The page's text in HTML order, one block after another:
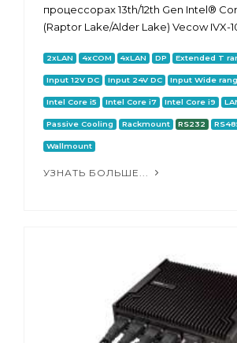
процессорах 13th/12th Gen Intel®
(Raptor Lake/Alder Lake) Vecow IVX-
2xLAN 4xCOM 4xLAN DP Extended T
Input 12V DC Input 24V DC Input Wide
Intel Core i5 Intel Core i7 Intel Core i9
Passive Cooling Rackmount RS232
Wallmount
УЗНАТЬ БОЛЬШЕ...